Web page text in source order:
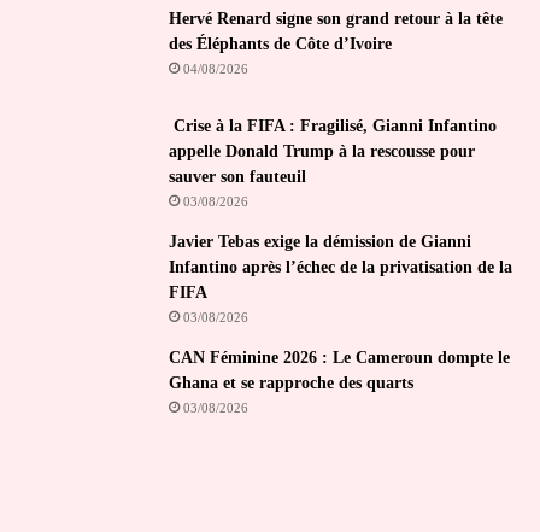
Hervé Renard signe son grand retour à la tête
des Éléphants de Côte d’Ivoire
04/08/2026
Crise à la FIFA : Fragilisé, Gianni Infantino
appelle Donald Trump à la rescousse pour
sauver son fauteuil
03/08/2026
Javier Tebas exige la démission de Gianni
Infantino après l’échec de la privatisation de la
FIFA
03/08/2026
CAN Féminine 2026 : Le Cameroun dompte le
Ghana et se rapproche des quarts
03/08/2026